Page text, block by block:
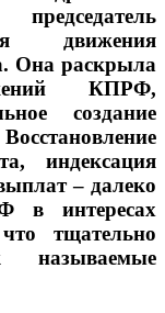
движения
Она раскрыла
КПРФ,
создание
индексация
– далеко
в интересах
тщательно
называемые